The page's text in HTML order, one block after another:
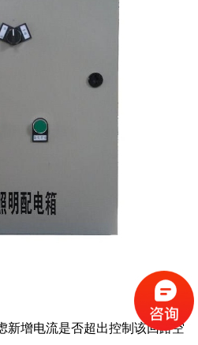
增电流是否超出控制该回路空